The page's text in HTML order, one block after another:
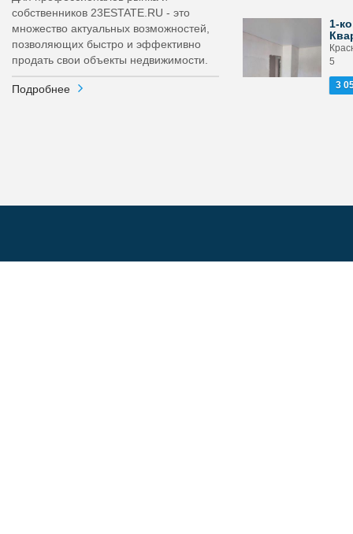
собственников 23ESTATE.RU - это
множество актуальных возможностей,
позволяющих быстро и эффективно
продать свои объекты недвижимости.
Подробнее
1-
5
3